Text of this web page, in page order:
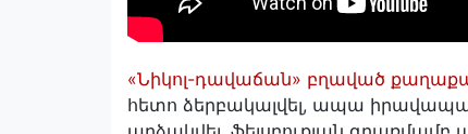
«Նիկոլ-դավաճան» բղաված
հետո ձերբակալվել, ապա